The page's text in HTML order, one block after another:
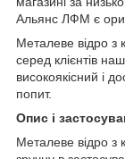
Альянс ЛФМ є
Металеве відро з
серед клієнтів
високоякісний і
попит.
Опис і
Металеве відро з